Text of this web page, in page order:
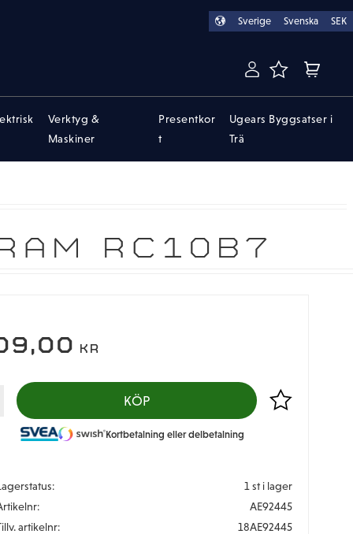
Sverige Svenska SEK
FAVORITER
Verktyg &
Maskiner
Presentkor
t
Ugears Byggsatser i
Trä
RC10B7
KR
KÖP Lägg till i
Kortbetalning eller delbetalning
1 st i lager
AE92445
artikelnr
18AE92445